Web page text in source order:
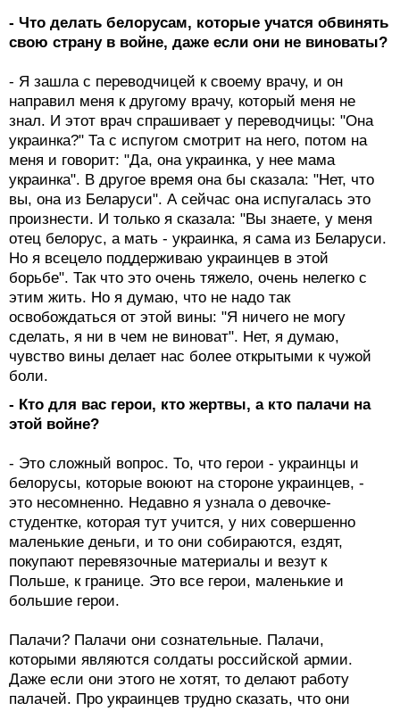
- Что делать белорусам, которые учатся обвинять
свою страну в войне, даже если они не виноваты?
- Я зашла с переводчицей к своему врачу, и он
направил меня к другому врачу, который меня не
знал. И этот врач спрашивает у переводчицы: "Она
украинка?" Та с испугом смотрит на него, потом на
меня и говорит: "Да, она украинка, у нее мама
украинка". В другое время она бы сказала: "Нет, что
вы, она из Беларуси". А сейчас она испугалась это
произнести. И только я сказала: "Вы знаете, у меня
отец белорус, а мать - украинка, я сама из Беларуси.
Но я всецело поддерживаю украинцев в этой
борьбе". Так что это очень тяжело, очень нелегко с
этим жить. Но я думаю, что не надо так
освобождаться от этой вины: "Я ничего не могу
сделать, я ни в чем не виноват". Нет, я думаю,
чувство вины делает нас более открытыми к чужой
боли.
- Кто для вас герои, кто жертвы, а кто палачи на
этой войне?
- Это сложный вопрос. То, что герои - украинцы и
белорусы, которые воюют на стороне украинцев, -
это несомненно. Недавно я узнала о девочке-
студентке, которая тут учится, у них совершенно
маленькие деньги, и то они собираются, ездят,
покупают перевязочные материалы и везут к
Польше, к границе. Это все герои, маленькие и
большие герои.
Палачи? Палачи они сознательные. Палачи,
которыми являются солдаты российской армии.
Даже если они этого не хотят, то делают работу
палачей. Про украинцев трудно сказать, что они